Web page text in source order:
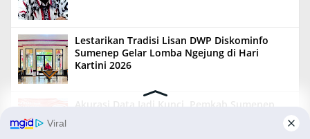
Lestarikan Tradisi Lisan DWP Diskominfo
Sumenep Gelar Lomba Ngejung di Hari
Kartini 2026